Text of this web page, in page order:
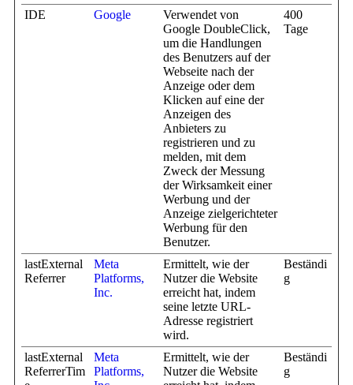
IDE Google
Verwendet von
Google DoubleClick,
um die Handlungen
des Benutzers auf der
Webseite nach der
Anzeige oder dem
Klicken auf eine der
Anzeigen des
Anbieters zu
registrieren und zu
melden, mit dem
Zweck der Messung
der Wirksamkeit einer
Werbung und der
Anzeige zielgerichteter
Werbung für den
Benutzer.
400
Tage
lastExternal
Referrer
Meta
Platforms,
Inc.
Ermittelt, wie der
Nutzer die Website
erreicht hat, indem
seine letzte URL-
Adresse registriert
wird.
Beständi
g
lastExternal
ReferrerTim
Meta
Platforms,
Ermittelt, wie der
Nutzer die Website
Beständi
g